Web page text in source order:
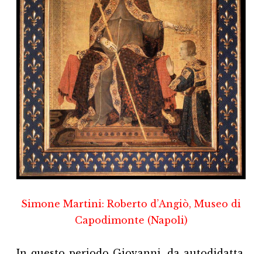
Simone Martini: Roberto d’Angiò, Museo di
Capodimonte (Napoli)